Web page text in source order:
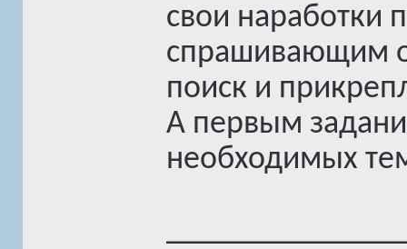
свои наработки
спрашивающим о
поиск и
А первым
необходимых